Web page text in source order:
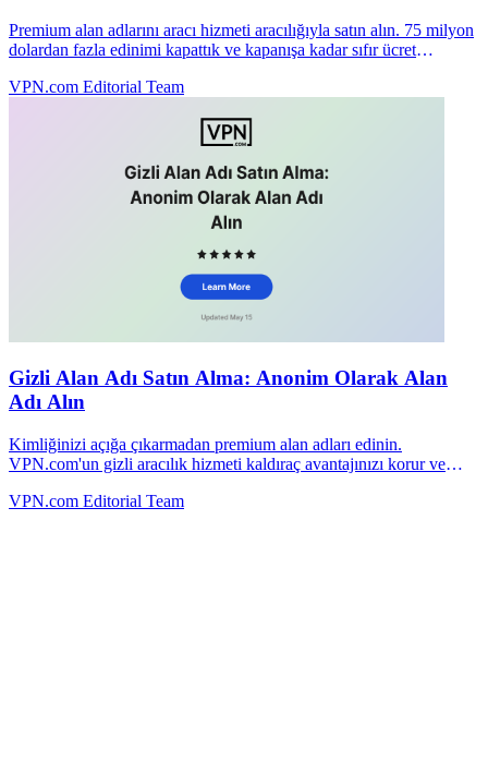
Premium alan adlarını aracı hizmeti aracılığıyla satın alın. 75 milyon
dolardan fazla edinimi kapattık ve kapanışa kadar sıfır ücret
VPN.com Editorial Team
Gizli Alan Adı Satın Alma: Anonim Olarak Alan
Adı Alın
Kimliğinizi açığa çıkarmadan premium alan adları edinin.
VPN.com'un gizli aracılık hizmeti kaldıraç avantajınızı korur ve
VPN.com Editorial Team